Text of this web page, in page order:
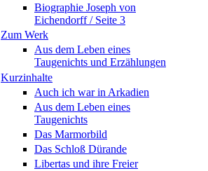
Biographie Joseph von
Eichendorff / Seite 3
Zum Werk
Aus dem Leben eines
Taugenichts und Erzählungen
Kurzinhalte
Auch ich war in Arkadien
Aus dem Leben eines
Taugenichts
Das Marmorbild
Das Schloß Dürande
Libertas und ihre Freier